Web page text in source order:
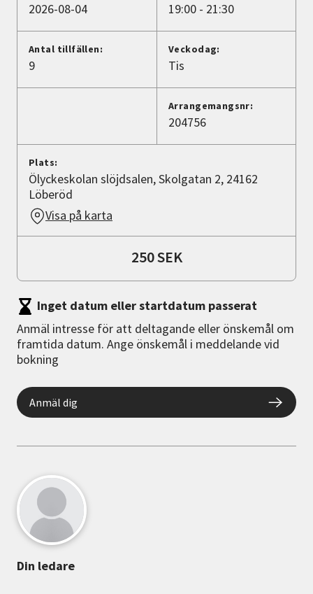
Avdelningar
Lyssna
2026-08-04 19:00 - 21:30
Antal tillfällen:
9
Veckodag:
Tis
Arrangemangsnr:
204756
Plats:
Ölyckeskolan slöjdsalen, Skolgatan 2, 24162
Löberöd
Visa på karta
250 SEK
Inget datum eller startdatum passerat
Anmäl intresse för att deltagande eller önskemål om
framtida datum. Ange önskemål i meddelande vid
bokning
Anmäl dig
Din ledare